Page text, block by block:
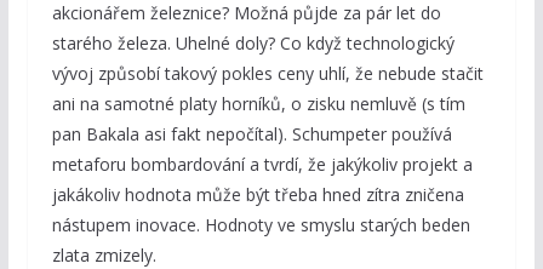
akcionářem železnice? Možná půjde za pár let do
starého železa. Uhelné doly? Co když technologický
vývoj způsobí takový pokles ceny uhlí, že nebude stačit
ani na samotné platy horníků, o zisku nemluvě (s tím
pan Bakala asi fakt nepočítal). Schumpeter používá
metaforu bombardování a tvrdí, že jakýkoliv projekt a
jakákoliv hodnota může být třeba hned zítra zničena
nástupem inovace. Hodnoty ve smyslu starých beden
zlata zmizely.